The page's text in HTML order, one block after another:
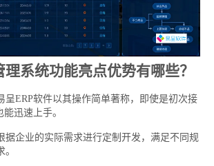
统功能亮点优势有哪些？
ERP软件以其操作简单著称，即使是初次接
迅速上手。
企业的实际需求进行定制开发，满足不同规